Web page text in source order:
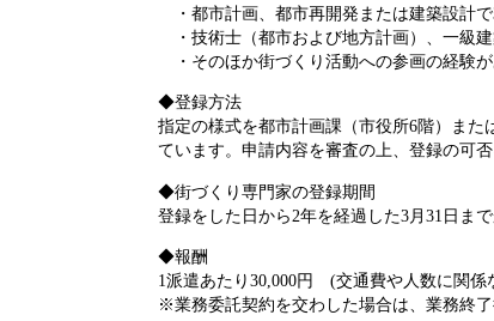
・都市計画、都市再開発または建築設計
・技術士（都市および地方計画）、一級
・そのほか街づくり活動への参画の経験
◆登録方法
指定の様式を都市計画課（市役所6階）ま
ています。申請内容を審査の上、登録の可否
◆街づくり専門家の登録期間
登録をした日から2年を経過した3月31日ま
◆報酬
1派遣あたり30,000円 (交通費や人数に関係
※業務委託契約を交わした場合は、業務終